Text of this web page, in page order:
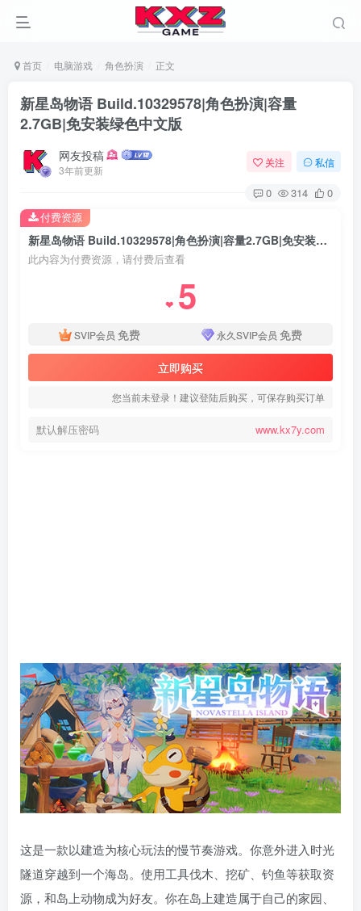
首页 电脑游戏 角色扮演 正文
新星岛物语 Build.10329578|角色扮演|容量
2.7GB|免安装绿色中文版
网友投稿
3年前更新
关注 私信
0 314 0
新星岛物语 Build.10329578|角色扮演|容量2.7GB|免安装绿色中文版
此内容为付费资源，请付费后查看
❤ 5
SVIP会员 免费 永久SVIP会员 免费
立即购买
您当前未登录！建议登陆后购买，可保存购买订单
默认解压密码 www.kx7y.com
付费资源
这是一款以建造为核心玩法的慢节奏游戏。你意外进入时光
隧道穿越到一个海岛。使用工具伐木、挖矿、钓鱼等获取资
源，和岛上动物成为好友。你在岛上建造属于自己的家园、